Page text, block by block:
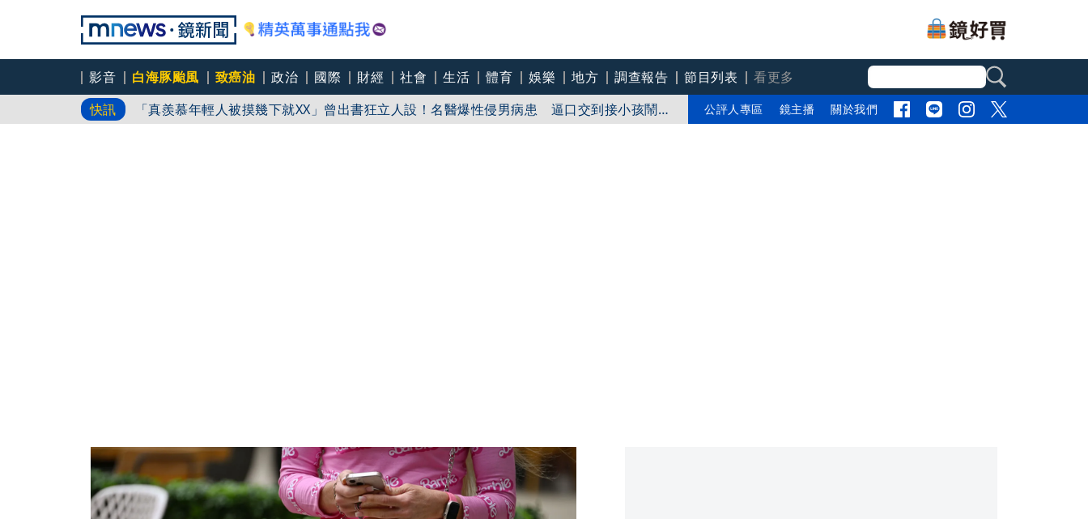
影音 白海豚颱風 致癌油 政治 國際 財經 社會 生活 體育 娛樂 地方 調查報告 節目列表
看更多
快訊
又見醫療暴力！耕莘醫院病患失控毆人 院方揭他早是「黑名單」堅決提告
「真羨慕年輕人被摸幾下就XX」曾出書狂立人設！名醫爆性侵男病患 逼口交到接小孩鬧鐘
公評人專區 鏡主播 關於我們